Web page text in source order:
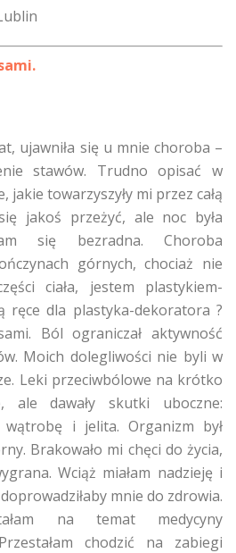
ujawniła się u mnie choroba –
stawów. Trudno opisać w
jakie towarzyszyły mi przez całą
jakoś przeżyć, ale noc była
się bezradna. Choroba
górnych, chociaż nie
ciała, jestem plastykiem-
ręce dla plastyka-dekoratora ?
Ból ograniczał aktywność
Moich dolegliwości nie byli w
Leki przeciwbólowe na krótko
ale dawały skutki uboczne:
wątrobę i jelita. Organizm był
Brakowało mi chęci do życia,
Wciąż miałam nadzieję i
mnie do zdrowia.
na temat medycyny
chodzić na zabiegi